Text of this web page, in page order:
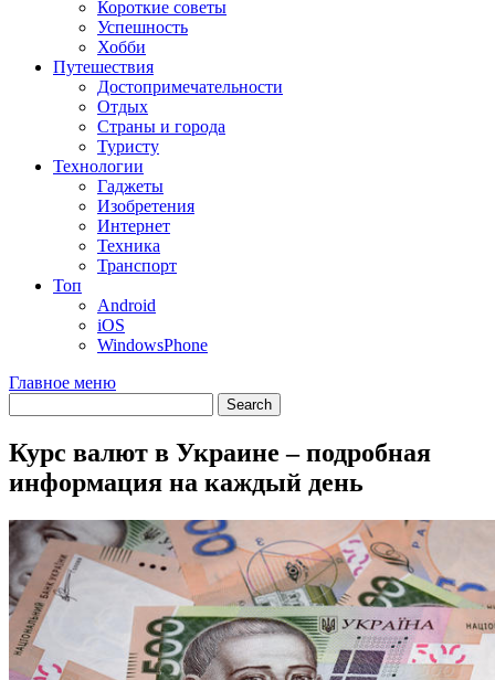
Короткие советы
Успешность
Хобби
Путешествия
Достопримечательности
Отдых
Страны и города
Туристу
Технологии
Гаджеты
Изобретения
Интернет
Техника
Транспорт
Топ
Android
iOS
WindowsPhone
Главное меню
Курс валют в Украине – подробная
информация на каждый день